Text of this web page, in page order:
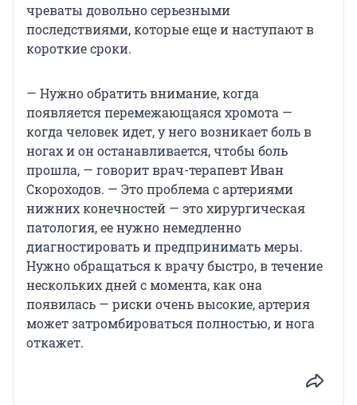
чреваты довольно серьезными
последствиями, которые еще и наступают в
короткие сроки.
— Нужно обратить внимание, когда
появляется перемежающаяся хромота —
когда человек идет, у него возникает боль в
ногах и он останавливается, чтобы боль
прошла, — говорит врач-терапевт Иван
Скороходов. — Это проблема с артериями
нижних конечностей — это хирургическая
патология, ее нужно немедленно
диагностировать и предпринимать меры.
Нужно обращаться к врачу быстро, в течение
нескольких дней с момента, как она
появилась — риски очень высокие, артерия
может затромбироваться полностью, и нога
откажет.